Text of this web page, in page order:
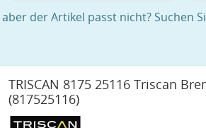
der Artikel passt nicht? Suchen
TRISCAN 8175 25116 Triscan
(817525116)